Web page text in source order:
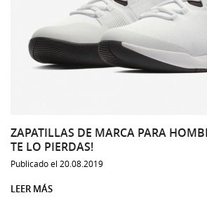
ZAPATILLAS DE MARCA PARA
TE LO PIERDAS!
Publicado el 20.08.2019
LEER MÁS